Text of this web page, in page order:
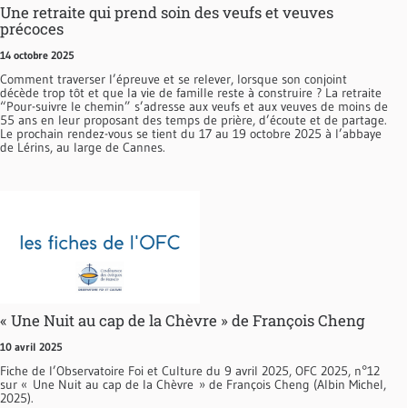
Une retraite qui prend soin des veufs et veuves
précoces
14 octobre 2025
Comment traverser l’épreuve et se relever, lorsque son conjoint
décède trop tôt et que la vie de famille reste à construire ? La retraite
“Pour-suivre le chemin” s’adresse aux veufs et aux veuves de moins de
55 ans en leur proposant des temps de prière, d’écoute et de partage.
Le prochain rendez-vous se tient du 17 au 19 octobre 2025 à l’abbaye
de Lérins, au large de Cannes.
« Une Nuit au cap de la Chèvre » de François Cheng
10 avril 2025
Fiche de l’Observatoire Foi et Culture du 9 avril 2025, OFC 2025, n°12
sur « Une Nuit au cap de la Chèvre » de François Cheng (Albin Michel,
2025).